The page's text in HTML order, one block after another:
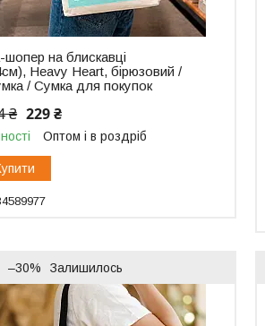
на блискавці
Heavy Heart, бірюзовий /
/ Сумка для покупок
₴ 229 ₴
Оптом і в роздріб
–30% Залишилось